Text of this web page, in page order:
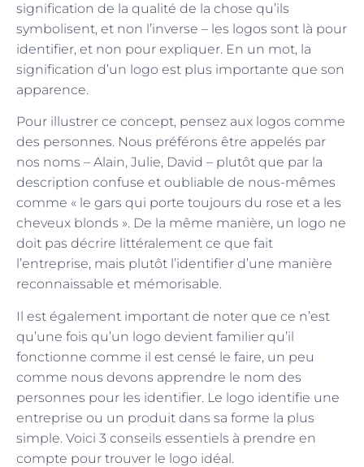
signification de la qualité de la chose qu’ils
symbolisent, et non l’inverse – les logos sont là pour
identifier, et non pour expliquer. En un mot, la
signification d’un logo est plus importante que son
apparence.
Pour illustrer ce concept, pensez aux logos comme
des personnes. Nous préférons être appelés par
nos noms – Alain, Julie, David – plutôt que par la
description confuse et oubliable de nous-mêmes
comme « le gars qui porte toujours du rose et a les
cheveux blonds ». De la même manière, un logo ne
doit pas décrire littéralement ce que fait
l’entreprise, mais plutôt l’identifier d’une manière
reconnaissable et mémorisable.
Il est également important de noter que ce n’est
qu’une fois qu’un logo devient familier qu’il
fonctionne comme il est censé le faire, un peu
comme nous devons apprendre le nom des
personnes pour les identifier. Le logo identifie une
entreprise ou un produit dans sa forme la plus
simple. Voici 3 conseils essentiels à prendre en
compte pour trouver le logo idéal.